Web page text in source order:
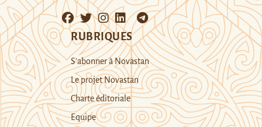
RUBRIQUES
S’abonner à Novastan
Le projet Novastan
Charte éditoriale
Equipe